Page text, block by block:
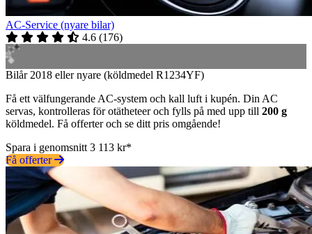
AC-Service (nyare bilar)
4.6 (176)
Bilår 2018 eller nyare (köldmedel R1234YF)
Få ett välfungerande AC-system och kall luft i kupén. Din AC
servas, kontrolleras för otätheteer och fylls på med upp till 200 g
köldmedel. Få offerter och se ditt pris omgående!
Spara i genomsnitt 3 113 kr*
Få offerter